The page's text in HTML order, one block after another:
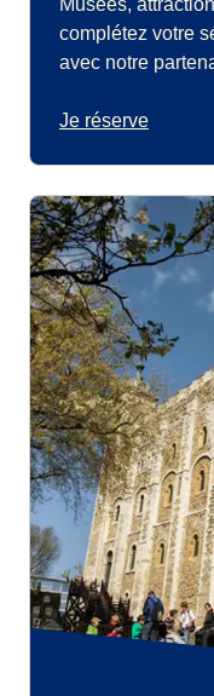
Musées,
complétez votre
avec notre
Je réserve